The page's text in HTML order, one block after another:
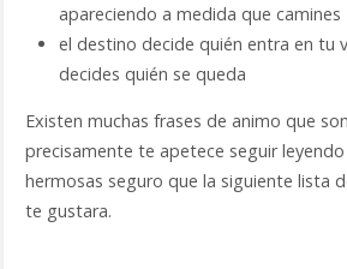
apareciendo a medida que camines
el destino decide quién entra en tu
decides quién se queda
Existen muchas frases de animo que
precisamente te apetece seguir
hermosas seguro que la siguiente lista
te gustara.